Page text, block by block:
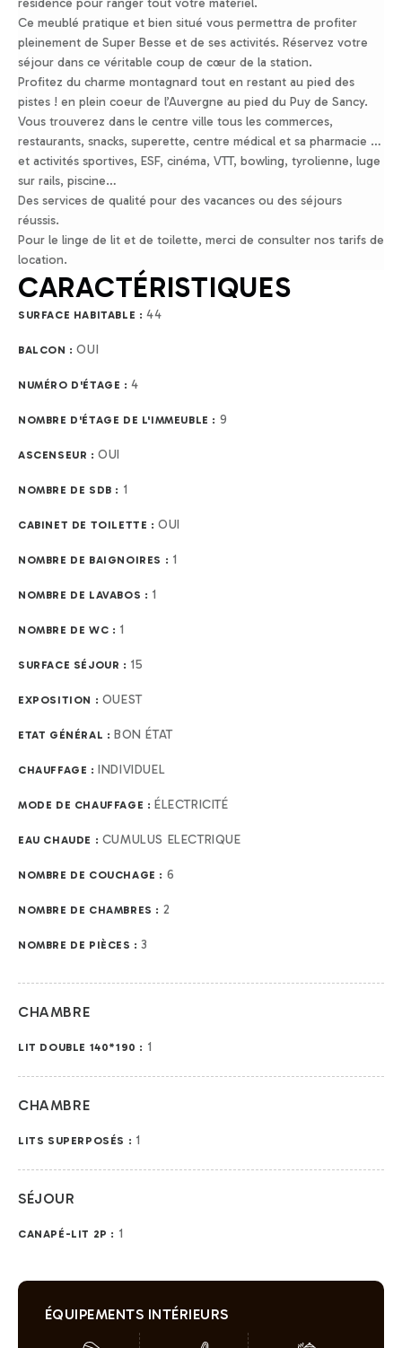
résidence pour ranger tout votre matériel.
Ce meublé pratique et bien situé vous permettra de profiter
pleinement de Super Besse et de ses activités. Réservez votre
séjour dans ce véritable coup de cœur de la station.
Profitez du charme montagnard tout en restant au pied des
pistes ! en plein coeur de l’Auvergne au pied du Puy de Sancy.
Vous trouverez dans le centre ville tous les commerces,
restaurants, snacks, superette, centre médical et sa pharmacie …
et activités sportives, ESF, cinéma, VTT, bowling, tyrolienne, luge
sur rails, piscine…
Des services de qualité pour des vacances ou des séjours
réussis.
Pour le linge de lit et de toilette, merci de consulter nos tarifs de
location.
CARACTÉRISTIQUES
SURFACE HABITABLE : 44
BALCON :OUI
NUMÉRO D'ÉTAGE :4
NOMBRE D'ÉTAGE DE L'IMMEUBLE : 9
ASCENSEUR :OUI
NOMBRE DE SDB : 1
CABINET DE TOILETTE :OUI
NOMBRE DE BAIGNOIRES : 1
NOMBRE DE LAVABOS : 1
NOMBRE DE WC : 1
SURFACE SÉJOUR : 15
EXPOSITION : OUEST
ETAT GÉNÉRAL : BON ÉTAT
CHAUFFAGE : INDIVIDUEL
MODE DE CHAUFFAGE : ÉLECTRICITÉ
EAU CHAUDE : CUMULUS ELECTRIQUE
NOMBRE DE COUCHAGE : 6
NOMBRE DE CHAMBRES : 2
NOMBRE DE PIÈCES :3
CHAMBRE
LIT DOUBLE 140*190 : 1
CHAMBRE
LITS SUPERPOSÉS : 1
SÉJOUR
CANAPÉ-LIT 2P : 1
ÉQUIPEMENTS INTÉRIEURS